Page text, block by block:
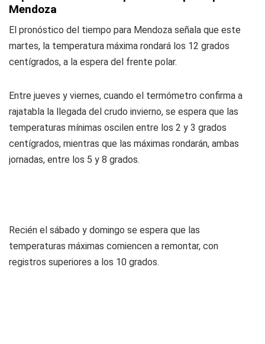
Mendoza
El pronóstico del tiempo para Mendoza señala que este
martes, la temperatura máxima rondará los 12 grados
centígrados, a la espera del frente polar.
Entre jueves y viernes, cuando el termómetro confirma a
rajatabla la llegada del crudo invierno, se espera que las
temperaturas mínimas oscilen entre los 2 y 3 grados
centígrados, mientras que las máximas rondarán, ambas
jornadas, entre los 5 y 8 grados.
Recién el sábado y domingo se espera que las
temperaturas máximas comiencen a remontar, con
registros superiores a los 10 grados.